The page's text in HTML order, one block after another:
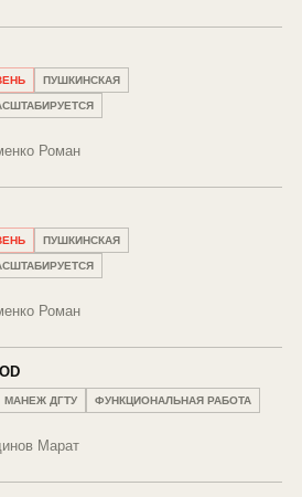
ПУШКИНСКАЯ
Роман
ПУШКИНСКАЯ
Роман
МАНЕЖ ДГТУ ФУНКЦИОНАЛЬНАЯ РАБОТА
Марат